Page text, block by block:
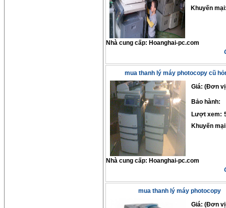
Khuyến
Nhà cung cấp: Hoanghai-pc.com
mua thanh lý máy photocopy cũ
Giá: (Đơn
Bảo hành:
Lượt xem:
Khuyến
Nhà cung cấp: Hoanghai-pc.com
mua thanh lý máy photocopy
Giá: (Đơn